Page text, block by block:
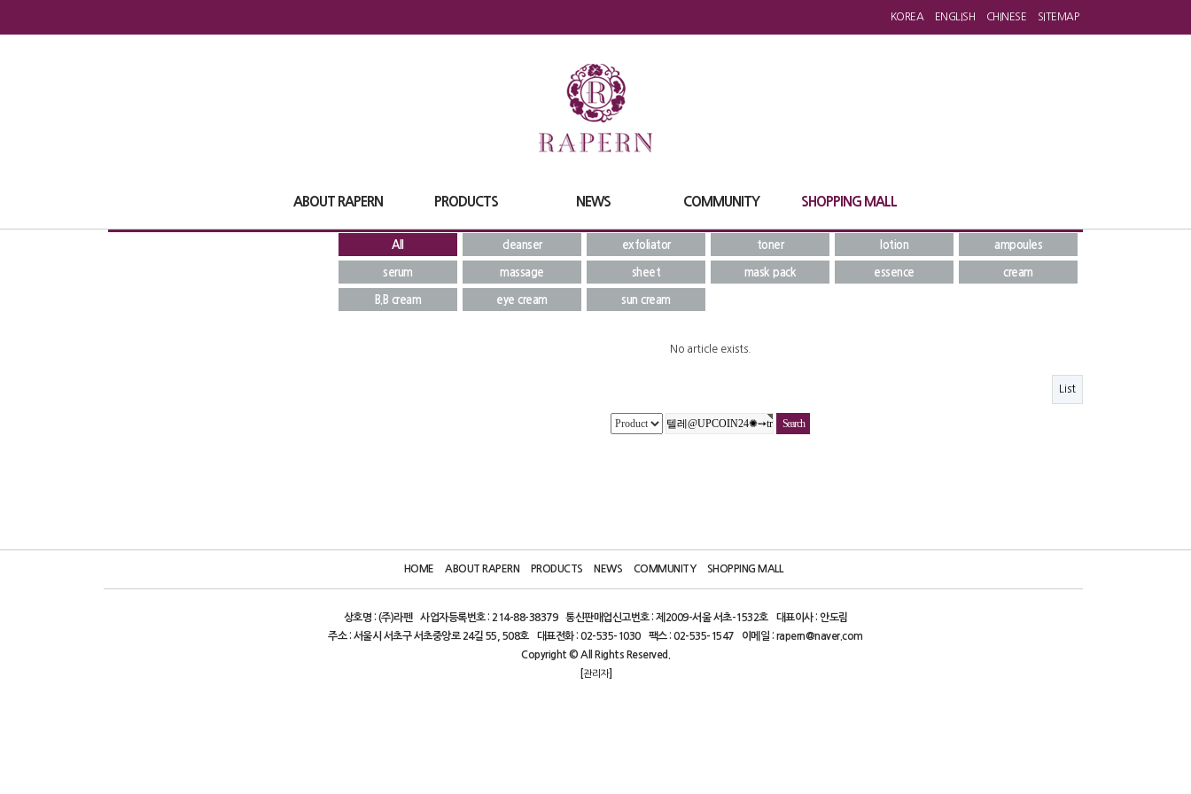
KOREA ENGLISH CHINESE SITEMAP
ABOUT RAPERN PRODUCTS NEWS COMMUNITY SHOPPING MALL
All cleanser exfoliator toner lotion ampoules
serum massage sheet mask pack essence cream
B.B cream eye cream sun cream
No article exists.
List
HOME ABOUT RAPERN PRODUCTS NEWS COMMUNITY SHOPPING MALL
상호명 : (주)라펜 사업자등록번호 : 214-88-38379 통신판매업신고번호 : 제2009-서울 서초-1532호
대표이사 : 안도림
주소 : 서울시 서초구 서초중앙로 24길 55, 508호
대표전화 : 02-535-1030 팩스 : 02-535-1547
이메일 : rapern@naver.com
Copyright © All Rights Reserved.
[관리자]